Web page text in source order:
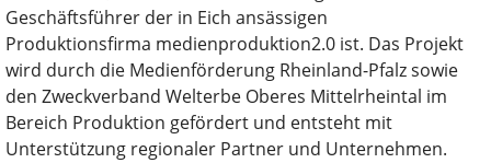
Geschäftsführer der in Eich ansässigen
Produktionsfirma medienproduktion2.0 ist. Das Projekt
wird durch die Medienförderung Rheinland-Pfalz sowie
den Zweckverband Welterbe Oberes Mittelrheintal im
Bereich Produktion gefördert und entsteht mit
Unterstützung regionaler Partner und Unternehmen.